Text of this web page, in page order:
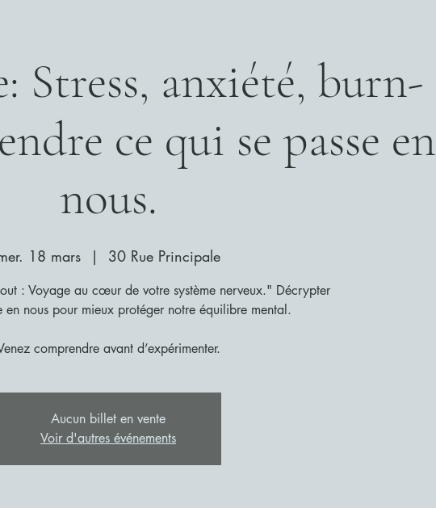
Stress, anxiété, burn-
ce qui se passe en
nous.
18 mars
  |
30 Rue Principale
: Voyage au cœur de votre système nerveux." Décrypter
en nous pour mieux protéger notre équilibre mental.
comprendre avant d’expérimenter.
Aucun billet en vente
Voir d'autres événements